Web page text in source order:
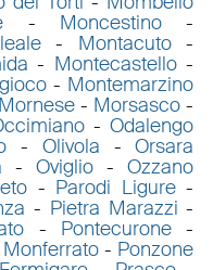
- Moncestino -
- Montacuto-
- Montecastello-
- Montemarzino
Mornese - Morsasco -
-Odalengo
- Olivola -Orsara
-Oviglio -Ozzano
- Parodi Ligure-
- Pietra Marazzi -
- Pontecurone -
- Ponzone